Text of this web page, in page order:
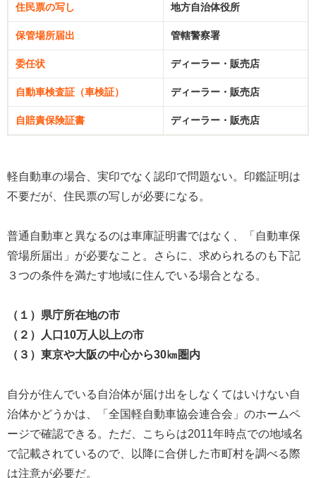
住民票の写し 地方自治体役所
保管場所届出 管轄警察署
委任状 ディーラー・販売店
自動車検査証（車検証） ディーラー・販売店
自賠責保険証書 ディーラー・販売店
軽自動車の場合、実印でなく認印で問題ない。印鑑証明は
不要だが、住民票の写しが必要になる。
普通自動車と異なるのは車庫証明書ではなく、「自動車保
管場所届出」が必要なこと。さらに、求められるのも下記
３つの条件を満たす地域に住んでいる場合となる。
（１）県庁所在地の市
（２）人口10万人以上の市
（３）東京や大阪の中心から30㎞圏内
自分が住んでいる自治体が届け出をしなくてはいけない自
治体かどうかは、「全国軽自動車協会連合会」のホームペ
ージで確認できる。ただ、こちらは2011年時点での地域名
で記載されているので、以降に合併した市町村を調べる際
は注意が必要だ。